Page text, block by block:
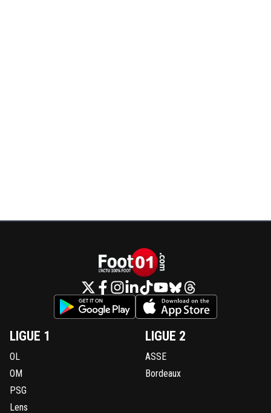
LIGUE 1
OL
OM
PSG
Lens
LIGUE 2
ASSE
Bordeaux